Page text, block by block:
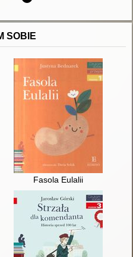
organicznej
SOBIE
Fasola Eulalii